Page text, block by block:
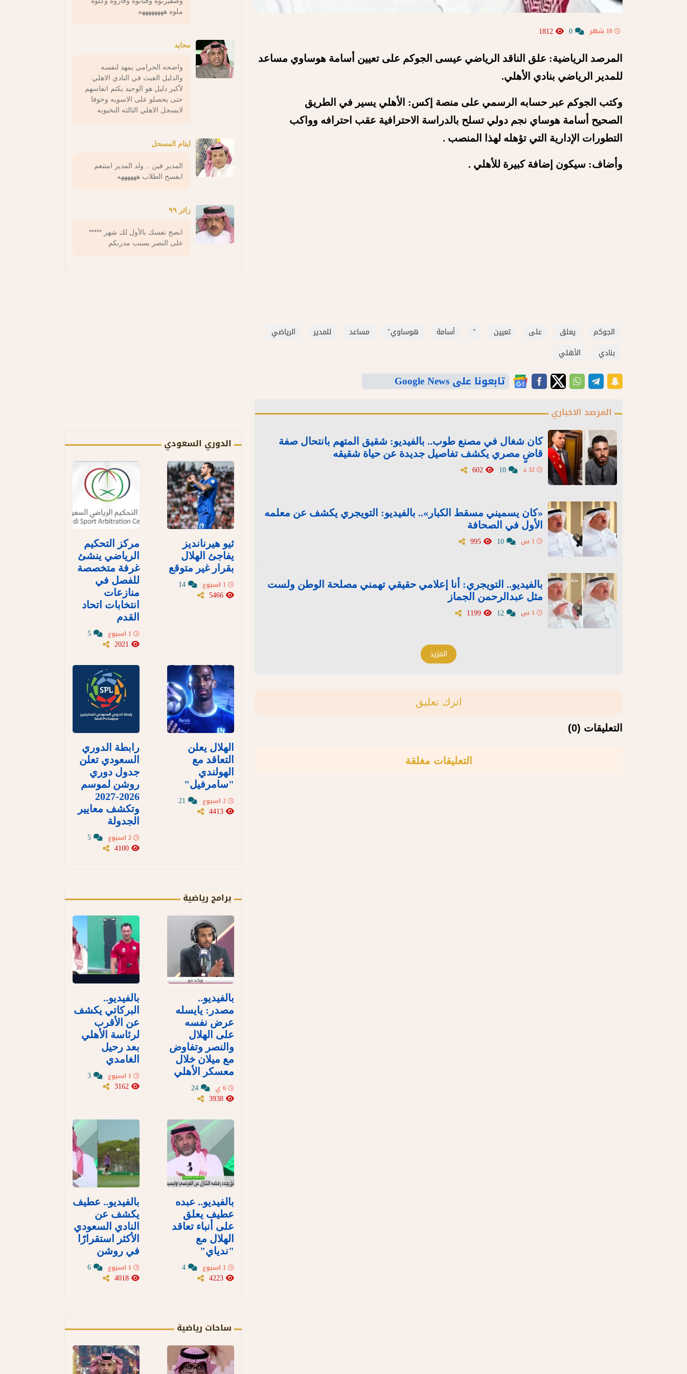
المرصد الرياضية: علق الناقد الرياضي عيسى الجوكم على تعيين أسامة هوساوي مساعد
للمدير الرياضي بنادي الأهلي.
وكتب الجوكم عبر حسابه الرسمي على منصة إكس: الأهلي يسير في الطريق
الصحيح أسامة هوساي نجم دولي تسلح بالدراسة الاحترافية عقب احترافه وواكب
التطورات الإدارية التي تؤهله لهذا المنصب .
وأضاف: سيكون إضافة كبيرة للأهلي .
الجوكم يعلق على تعيين " أسامة هوساوي" مساعد للمدير
الرياضي
بنادي
الأهلي
تابعونا على Google News
المرصد الاخباري
كان شغال في مصنع طوب.. بالفيديو: شقيق المتهم بانتحال صفة
قاضٍ مصري يكشف تفاصيل جديدة عن حياة شقيقه
«كان يسميني مسقط الكبار».. بالفيديو: التويجري يكشف عن معلمه
الأول في الصحافة
بالفيديو.. التويجري: أنا إعلامي حقيقي تهمني مصلحة الوطن ولست
مثل عبدالرحمن الجماز
المزيد
اترك تعليق
التعليقات (0)
التعليقات مغلقة
ملوه ههههههههه
محايد
واضحه الحرامي يمهد لنفسه
والدليل العبث في النادي الاهلي
لأكبر دليل هو الوحيد يكتم انفاسهم
حتى يحصلو على الاسويه وخوفا
لايسجل الاهلي الثالثه النخبويه
ايتام المسحل
المدير فين .. ولد المدير امتنعم
ابفسح الطلاب ههههههه
زائر ٩٩
انصح نفسك بالأول لك شهر *****
على النصر بسبب مدربكم
الدوري السعودي
ثيو هيرنانديز
يفاجئ الهلال
بقرار غير متوقع
مركز التحكيم
الرياضي ينشئ
غرفة متخصصة
للفصل في
منازعات
انتخابات اتحاد
القدم
الهلال يعلن
التعاقد مع
الهولندي
"سامرفيل"
رابطة الدوري
السعودي تعلن
جدول دوري
روشن لموسم
2026-2027
وتكشف معايير
الجدولة
برامج رياضية
بالفيديو..
مصدر: يايسله
عرض نفسه
على الهلال
والنصر وتفاوض
مع ميلان خلال
معسكر الأهلي
بالفيديو..
البركاتي يكشف
عن الأقرب
لرئاسة الأهلي
بعد رحيل
الغامدي
بالفيديو.. عبده
عطيف يعلق
على أنباء تعاقد
الهلال مع
"ندياي"
بالفيديو.. عطيف
يكشف عن
النادي السعودي
الأكثر استقرارًا
في روشن
ساحات رياضية